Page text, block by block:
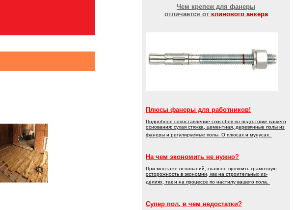
Чем крепеж для фанеры
отличается от клинового анкера
Плюсы фанеры для работников!
Подробное сопоставление способов по подготовке вашего
основания: сухая стяжка, цементная, деревянные полы из
фанеры и регулируемые полы. О плюсах и мунусах.
На чем экономить не нужно?
При монтаже оснований, главное проявить грамотную
осторожность в экономии, как на строительных из-
делиях, так и на процессе по настилу вашего пола.
Супер пол, в чем недостатки?